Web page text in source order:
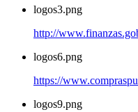
logos3.png
http://
logos6.png
https://
logos9.png